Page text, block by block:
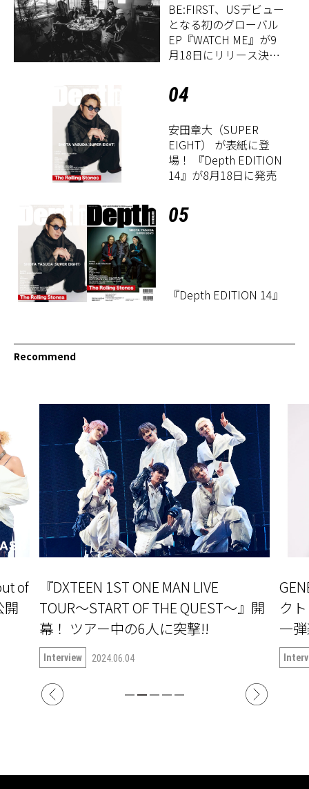
BE:FIRST、USデビュー
となる初のグローバル
EP『WATCH ME』が9
月18日にリリース決
04
安田章大（SUPER
EIGHT） が表紙に登
場！ 『Depth EDITION
14』が8月18日に発売
05
『Depth EDITION 14』
Recommend
1ST ONE MAN LIVE
〜START OF THE QUEST〜』開
！ ツアー中の6人に突撃!!
2024.06.04
クト『
一弾楽曲「
2025.02.25